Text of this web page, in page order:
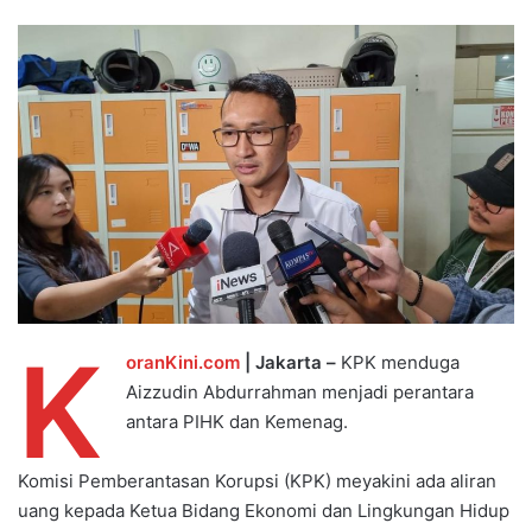
K oranKini.com | Jakarta – KPK menduga
Aizzudin Abdurrahman menjadi perantara
antara PIHK dan Kemenag.
Komisi Pemberantasan Korupsi (KPK) meyakini ada aliran
uang kepada Ketua Bidang Ekonomi dan Lingkungan Hidup